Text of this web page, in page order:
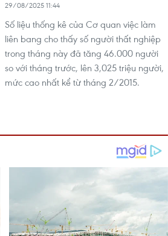
29/08/2025 11:44
Số liệu thống kê của Cơ quan việc làm
liên bang cho thấy số người thất nghiệp
trong tháng này đã tăng 46.000 người
so với tháng trước, lên 3,025 triệu người,
mức cao nhất kể từ tháng 2/2015.